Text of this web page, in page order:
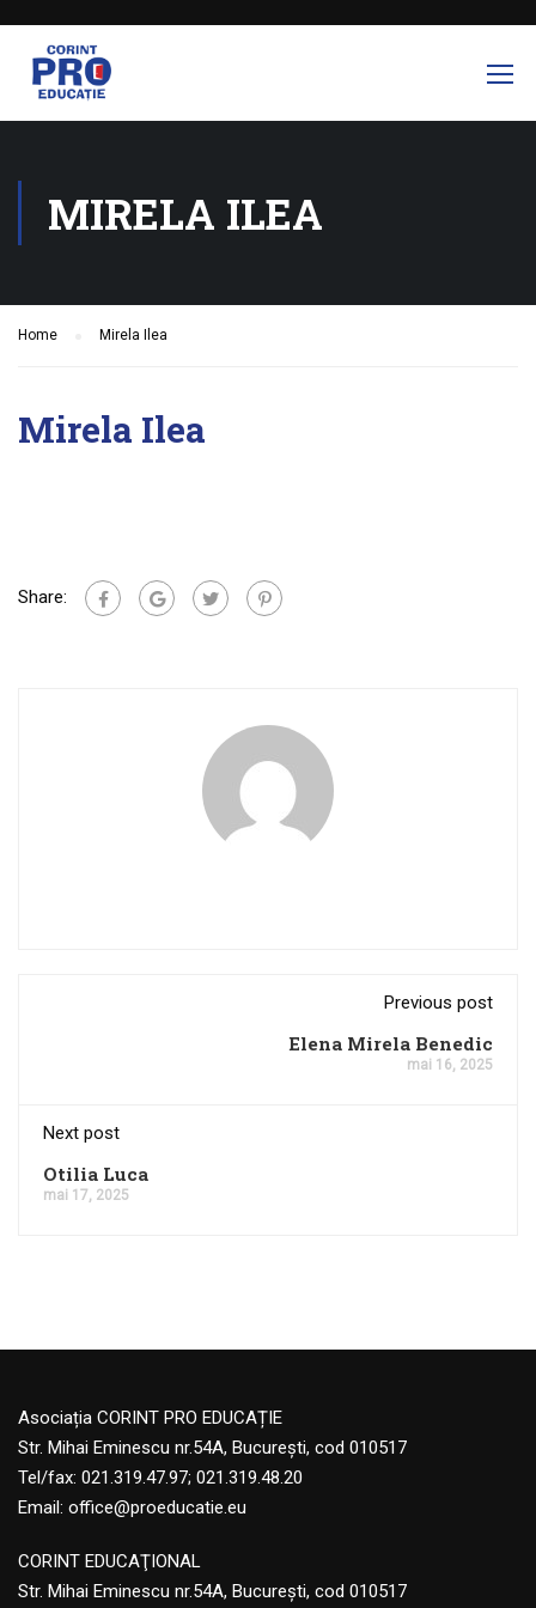
MIRELA ILEA
Home Mirela Ilea
Mirela Ilea
Share:
Previous post
Elena Mirela Benedic
mai 16, 2025
Next post
Otilia Luca
mai 17, 2025
Asociația CORINT PRO EDUCAȚIE
Str. Mihai Eminescu nr.54A, București, cod 010517
Tel/fax: 021.319.47.97; 021.319.48.20
Email: office@proeducatie.eu
CORINT EDUCAŢIONAL
Str. Mihai Eminescu nr.54A, Bucureşti, cod 010517